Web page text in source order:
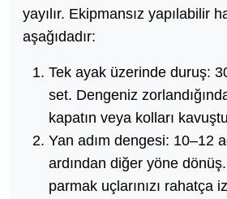
yayılır. Ekipmansız yapılabilir
aşağıdadır:
Tek ayak üzerinde duruş:
set. Dengeniz
kapatın veya kolları
Yan adım dengesi: 10–12
ardından diğer yöne
parmak uçlarınızı rahatça